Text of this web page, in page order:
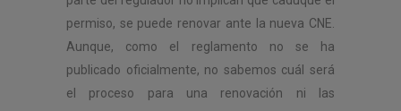
permiso, se puede renovar ante la nueva CNE.
Aunque, como el reglamento no se ha
publicado oficialmente, no sabemos cuál será
el proceso para una renovación ni las